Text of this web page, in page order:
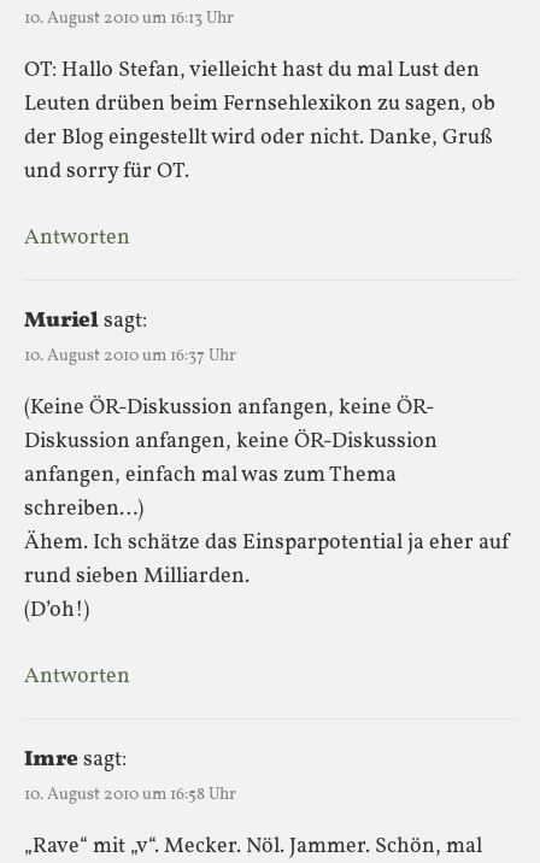
10. August 2010 um 16:13 Uhr
OT: Hallo Stefan, vielleicht hast du mal Lust den
Leuten drüben beim Fernsehlexikon zu sagen, ob
der Blog eingestellt wird oder nicht. Danke, Gruß
und sorry für OT.
Antworten
Murielsagt:
10. August 2010 um 16:37 Uhr
(Keine ÖR-Diskussion anfangen, keine ÖR-
Diskussion anfangen, keine ÖR-Diskussion
anfangen, einfach mal was zum Thema
schreiben…)
Ähem. Ich schätze das Einsparpotential ja eher auf
rund sieben Milliarden.
(D’oh!)
Antworten
Imresagt:
10. August 2010 um 16:58 Uhr
„Rave“ mit „v“. Mecker. Nöl. Jammer. Schön, mal